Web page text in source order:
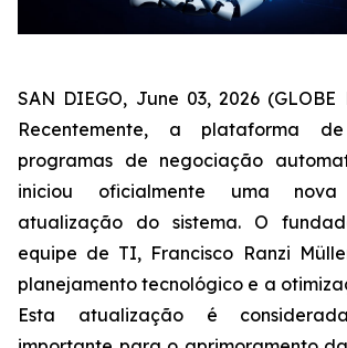
SAN DIEGO, June 03, 2026 (GLOBE
Recentemente, a plataforma
programas de negociação
iniciou oficialmente uma
atualização do sistema. O
equipe de TI, Francisco Ranzi
planejamento tecnológico e a
Esta atualização é